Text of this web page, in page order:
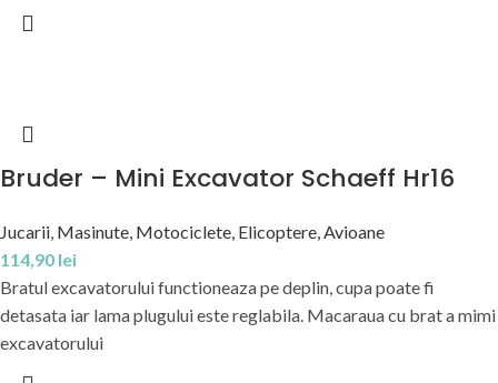
Bruder – Mini Excavator Schaeff Hr16
Jucarii Masinute, Motociclete, Elicoptere, Avioane
114,90 lei
Bratul excavatorului functioneaza pe deplin, cupa poate fi
detasata iar lama plugului este reglabila. Macaraua cu brat a mimi
excavatorului